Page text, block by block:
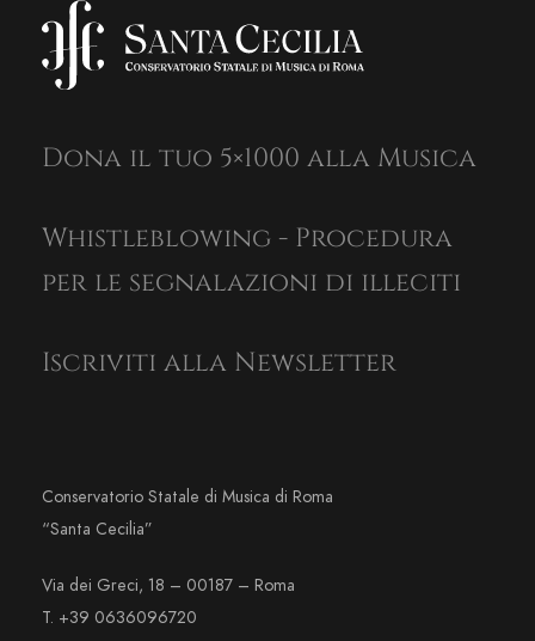
Dona il tuo 5×1000 alla Musica
Whistleblowing - Procedura
per le segnalazioni di illeciti
Iscriviti alla Newsletter
Conservatorio Statale di Musica di Roma
“Santa Cecilia”
Via dei Greci, 18 – 00187 – Roma
T. +39 0636096720